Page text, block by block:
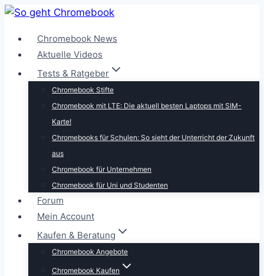
Zum
springenChromebook News
Aktuelle Videos
Tests & Ratgeber
Chromebook Stifte
Chromebook mit LTE: Die aktuell besten Laptops mit SIM-
Karte!
Chromebooks für Schulen: So sieht der Unterricht der Zukunft
aus
Chromebook für Unternehmen
Chromebook für Uni und Studenten
Forum
Mein Account
Kaufen & Beratung
Chromebook Angebote
Chromebook Kaufen